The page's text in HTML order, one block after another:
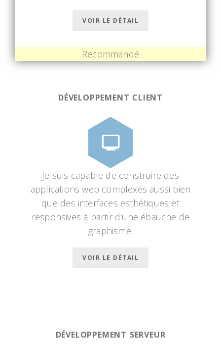
DÉVELOPPEMENT CLIENT
Je suis capable de construire des
applications web complexes aussi bien
que des interfaces esthétiques et
responsives à partir d’une ébauche de
graphisme.
VOIR LE DÉTAIL
VOIR LE DÉTAIL
Recommandé
DÉVELOPPEMENT SERVEUR